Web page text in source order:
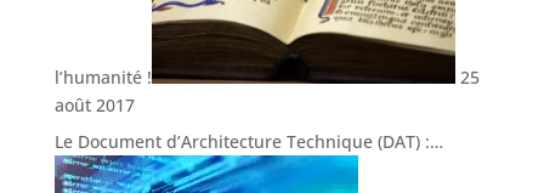
l’humanité !
25
août 2017
Le Document d’Architecture Technique (DAT) :…